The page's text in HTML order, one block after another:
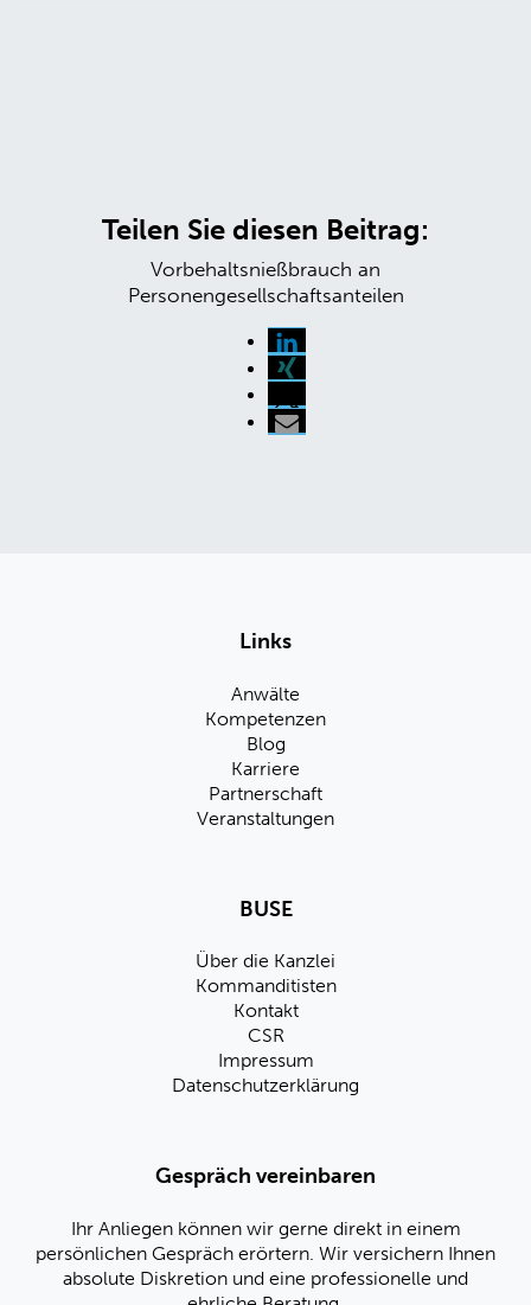
Teilen Sie diesen Beitrag:
Vorbehaltsnießbrauch an
Personengesellschaftsanteilen
Links
Anwälte
Kompetenzen
Blog
Karriere
Partnerschaft
Veranstaltungen
BUSE
Über die Kanzlei
Kommanditisten
Kontakt
CSR
Impressum
Datenschutzerklärung
Gespräch vereinbaren
Ihr Anliegen können wir gerne direkt in einem
persönlichen Gespräch erörtern. Wir versichern Ihnen
absolute Diskretion und eine professionelle und